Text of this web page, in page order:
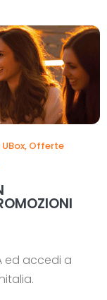
, Offerte
ed accedi a